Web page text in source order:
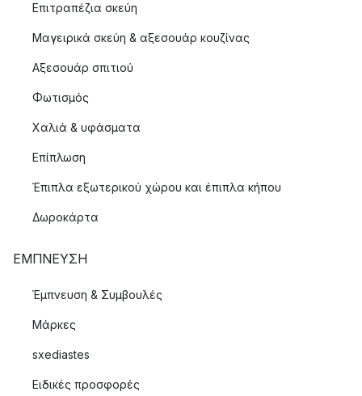
Επιτραπέζια σκεύη
Μαγειρικά σκεύη & αξεσουάρ κουζίνας
Αξεσουάρ σπιτιού
Φωτισμός
Χαλιά & υφάσματα
Επίπλωση
Έπιπλα εξωτερικού χώρου και έπιπλα κήπου
Δωροκάρτα
ΈΜΠΝΕΥΣΗ
Έμπνευση & Συμβουλές
Μάρκες
sxediastes
Ειδικές προσφορές